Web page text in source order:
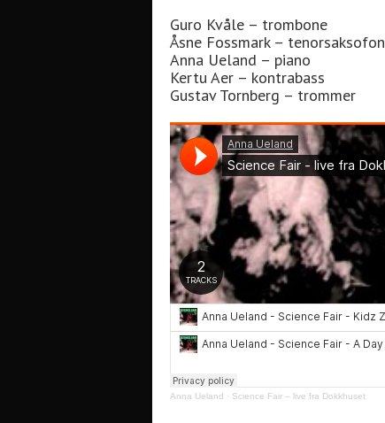
Guro Kvåle – trombone
Åsne Fossmark – tenorsaksofon
Anna Ueland – piano
Kertu Aer – kontrabass
Gustav Tornberg – trommer
Anna Ueland · Science Fair – live fra Dokkhuset